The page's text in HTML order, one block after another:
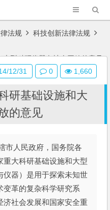
法规 科技创新法律法规
型科研仪器向社会开放的意见
研基础设施和大
的意见
市人民政府，国务院各
大科研基础设施和大型
仪器）是用于探索未知世
变革的复杂科学研究系
济社会发展和国家安全重
12/31 0 1,660